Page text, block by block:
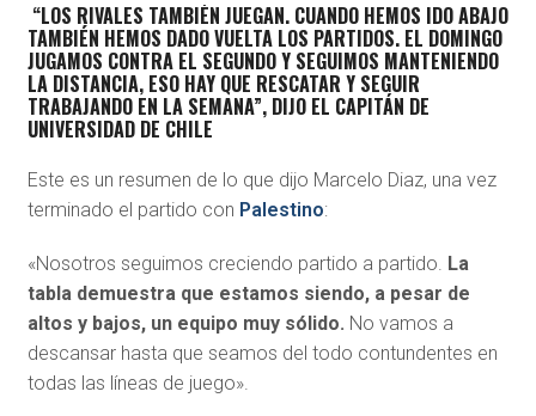
“LOS RIVALES TAMBIÉN JUEGAN. CUANDO HEMOS IDO ABAJO
TAMBIÉN HEMOS DADO VUELTA LOS PARTIDOS. EL DOMINGO
JUGAMOS CONTRA EL SEGUNDO Y SEGUIMOS MANTENIENDO
LA DISTANCIA, ESO HAY QUE RESCATAR Y SEGUIR
TRABAJANDO EN LA SEMANA”, DIJO EL CAPITÁN DE
UNIVERSIDAD DE CHILE
Este es un resumen de lo que dijo Marcelo Diaz, una vez
terminado el partido con Palestino:
«Nosotros seguimos creciendo partido a partido. La
tabla demuestra que estamos siendo, a pesar de
altos y bajos, un equipo muy sólido. No vamos a
descansar hasta que seamos del todo contundentes en
todas las líneas de juego».